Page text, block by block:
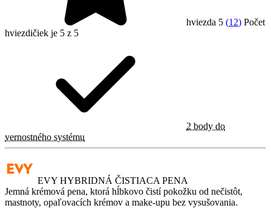
hviezda 5 (12) Počet
hviezdičiek je 5 z 5
2 body do
vernostného systému
EVY HYBRIDNÁ ČISTIACA PENA
Jemná krémová pena, ktorá hĺbkovo čistí pokožku od nečistôt,
mastnoty, opaľovacích krémov a make-upu bez vysušovania.